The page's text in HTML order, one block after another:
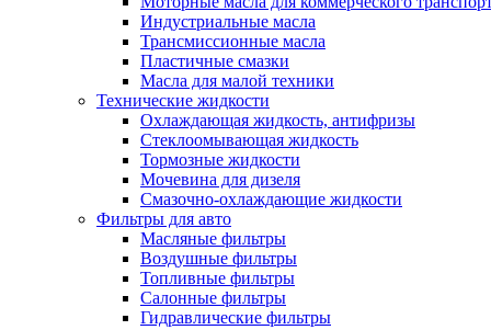
Индустриальные масла
Трансмиссионные масла
Пластичные смазки
Масла для малой техники
Технические жидкости
Охлаждающая жидкость, антифризы
Стеклоомывающая жидкость
Тормозные жидкости
Мочевина для дизеля
Смазочно-охлаждающие жидкости
Фильтры для авто
Масляные фильтры
Воздушные фильтры
Топливные фильтры
Салонные фильтры
Гидравлические фильтры